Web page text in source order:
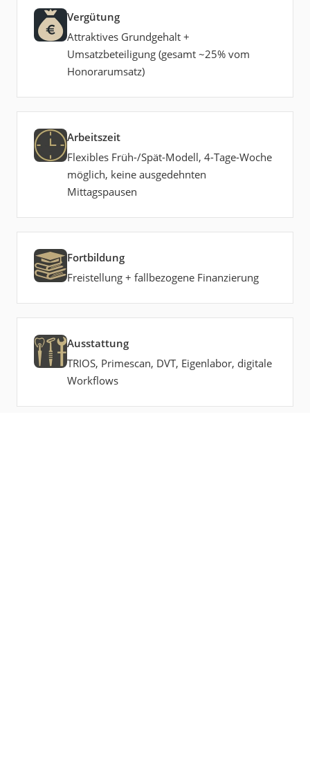
Vergütung
Attraktives Grundgehalt +
Umsatzbeteiligung (gesamt ~25% vom
Honorarumsatz)
Arbeitszeit
Flexibles Früh-/Spät-Modell, 4-Tage-Woche
möglich, keine ausgedehnten
Mittagspausen
Fortbildung
Freistellung + fallbezogene Finanzierung
Ausstattung
TRIOS, Primescan, DVT, Eigenlabor, digitale
Workflows